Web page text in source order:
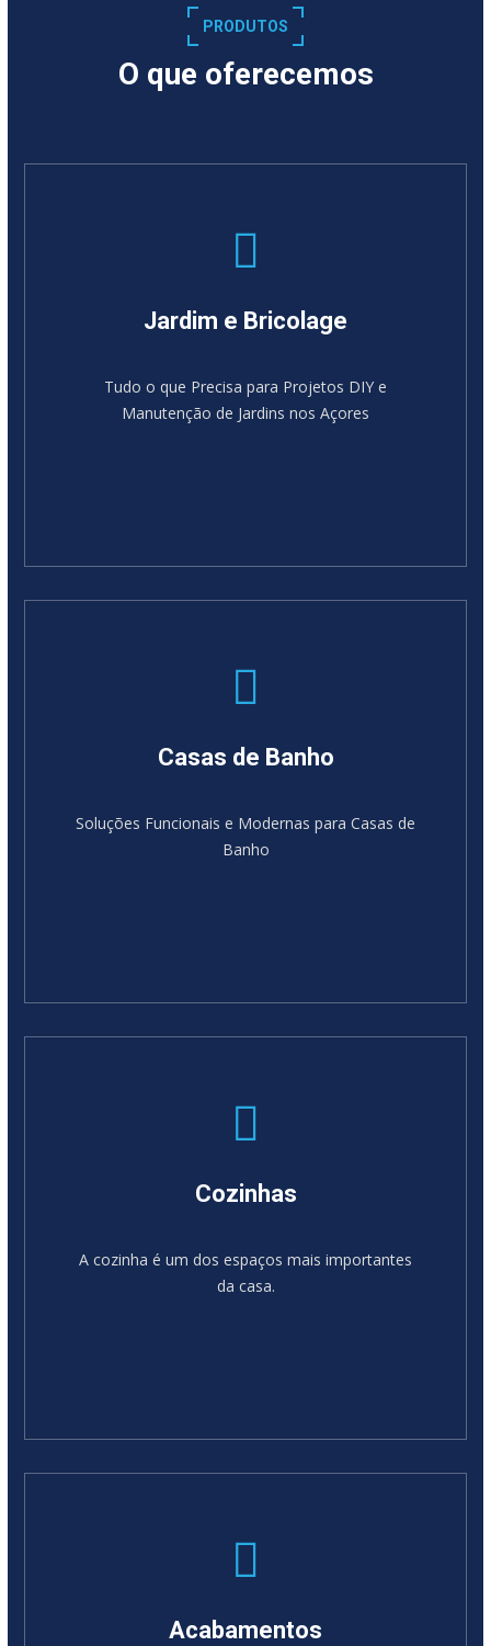
PRODUTOS
O que oferecemos
Jardim e Bricolage
Tudo o que Precisa para Projetos DIY e
Manutenção de Jardins nos Açores
Casas de Banho
Soluções Funcionais e Modernas para Casas de
Banho
Cozinhas
A cozinha é um dos espaços mais importantes
da casa.
Acabamentos
SABER MAIS